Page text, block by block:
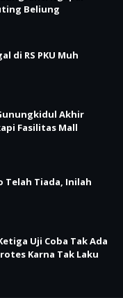
Beliung
di RS PKU Muh
Akhir
Fasilitas Mall
Telah Tiada, Inilah
Uji Coba Tak Ada
Karna Tak Laku